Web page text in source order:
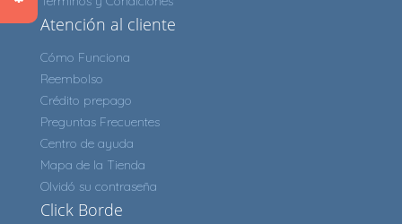
Atención al cliente
Cómo Funciona
Reembolso
Crédito prepago
Preguntas Frecuentes
Centro de ayuda
Mapa de la Tienda
Olvidó su contraseña
Click Borde